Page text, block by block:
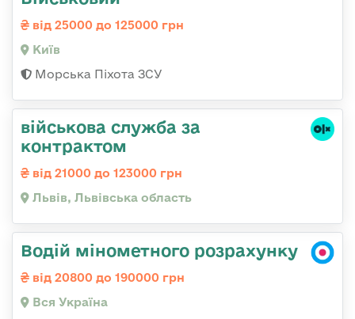
від 25000 до 125000 грн
Київ
Морська Піхота ЗСУ
військова служба за
контрактом
від 21000 до 123000 грн
Львів, Львівська область
Водій мінометного розрахунку
від 20800 до 190000 грн
Вся Україна